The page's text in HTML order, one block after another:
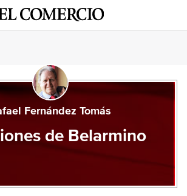
Fernández Tomás
de Belarmino